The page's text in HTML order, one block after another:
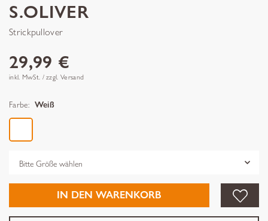
S.OLIVER
Strickpullover
29,99 €
inkl. MwSt. / zzgl. Versand
Farbe: Weiß
IN DEN WARENKORB